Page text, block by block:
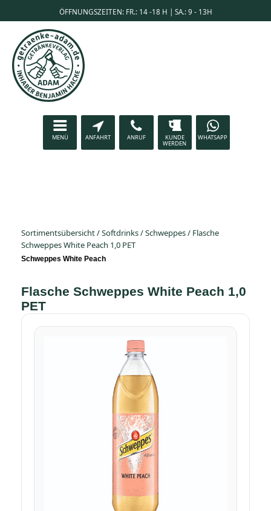
ÖFFNUNGSZEITEN: FR.: 14 -18 H | SA.: 9 - 13H
MENÜ ANFAHRT ANRUF KUNDE
WERDEN
WHATSAPP
Sortimentsübersicht/Softdrinks/Schweppes/ Flasche
Schweppes White Peach 1,0 PET
Schweppes White Peach
Flasche Schweppes White Peach 1,0
PET